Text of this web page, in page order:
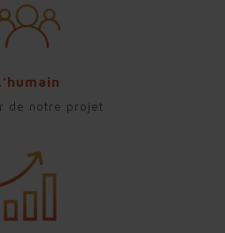
de notre projet